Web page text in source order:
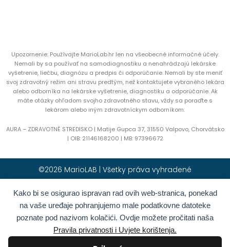
Kako bi se osigurao ispravan rad ovih web-stranica, ponekad
na vaše uređaje pohranjujemo male podatkovne datoteke
poznate pod nazivom kolačići. Ovdje možete pročitati naša
Pravila privatnosti i Uvjete korištenja.
Upozornenie: Používajte MarioLab.hr len na všeobecné informačné účely.
Nemali by sa používať na samodiagnostiku a nenahrádzajú lekárske
vyšetrenie, liečbu, diagnózu a predpis či odporúčanie. Nemali by ste meniť
svoj zdravotný režim ani stravu predtým, než kontaktujete vybraného lekára
alebo odborníka na lekárske vyšetrenie, diagnostiku a odporúčanie. Ak
máte otázky ohľadom svojho zdravotného stavu, vždy sa poraďte s
lekárom alebo iným zdravotníckym odborníkom.
AURA – ZDRAVOTNÉ STREDISKO | Matije Gupca 37, 31550 Valpovo, Chorvátsko
| OIB: 21146168200 | MB: 97396672
©2026 MarioLAB | Všetky práva vyhradené
Hrvatski(Chorvátština) English(Angličtina)
Deutsch (Nemčina) Polski(Polština)
Română(Rumunčina) Italiano( Taliančina)
Български(Bulharčina) Français(Francúzština)